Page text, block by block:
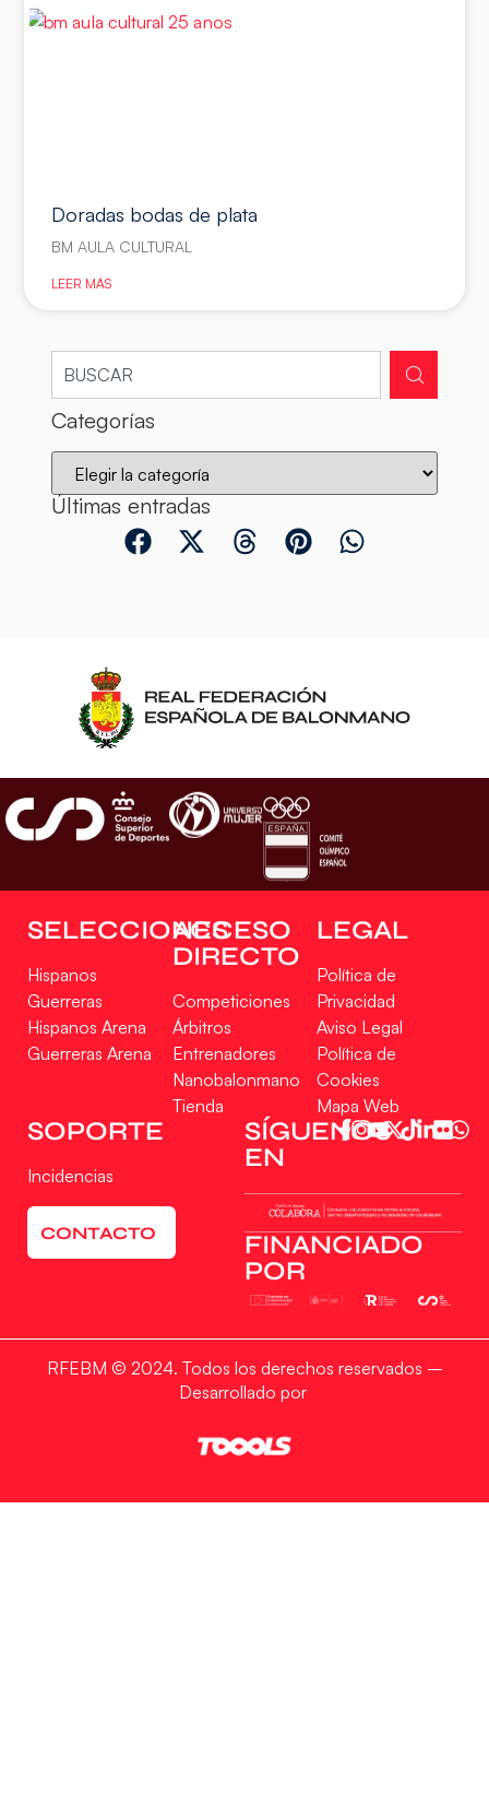
Gestionar consentimiento
Para ofrecer las mejores experiencias, utilizamos tecnologías como las cookies
para almacenar y/o acceder a la información del dispositivo. El consentimiento
de estas tecnologías nos permitirá procesar datos como el comportamiento de
navegación o las identificaciones únicas en este sitio. No consentir o retirar el
consentimiento, puede afectar negativamente a ciertas características y
funciones.
Denegar
Doradas bodas de plata
BM AULA CULTURAL
LEER MÁS
Categorías
Últimas entradas
SELECCIONES
Hispanos
Guerreras
Hispanos Arena
Guerreras Arena
ACCESO
DIRECTO
Competiciones
Árbitros
Entrenadores
Nanobalonmano
Tienda
LEGAL
Política de
Privacidad
Aviso Legal
Política de
Cookies
Mapa Web
SOPORTE
Incidencias
CONTACTO
SÍGUENOS
EN
FINANCIADO
POR
RFEBM © 2024. Todos los derechos reservados –
Desarrollado por